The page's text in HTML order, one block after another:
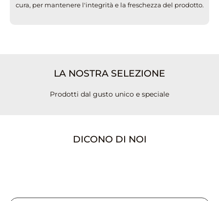
cura, per mantenere l'integrità e la freschezza del prodotto.
LA NOSTRA SELEZIONE
Prodotti dal gusto unico e speciale
DICONO DI NOI